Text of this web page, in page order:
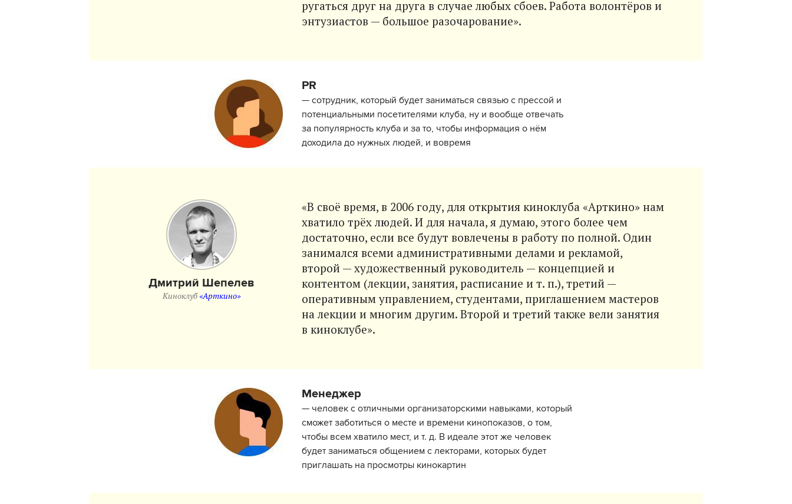
ругаться друг на друга в случае любых сбоев. Работа волонтёров и
энтузиастов — большое разочарование».
PR
— сотрудник, который будет заниматься связью с прессой и
потенциальными посетителями клуба, ну и вообще отвечать
за популярность клуба и за то, чтобы информация о нём
доходила до нужных людей, и вовремя
Дмитрий Шепелев
Киноклуб«Арткино»
«В своё время, в 2006 году, для открытия киноклуба «Арткино» нам
хватило трёх людей. И для начала, я думаю, этого более чем
достаточно, если все будут вовлечены в работу по полной. Один
занимался всеми административными делами и рекламой,
второй — художественный руководитель — концепцией и
контентом (лекции, занятия, расписание и т. п.), третий —
оперативным управлением, студентами, приглашением мастеров
на лекции и многим другим. Второй и третий также вели занятия
в киноклубе».
Менеджер
— человек с отличными организаторскими навыками, который
сможет заботиться о месте и времени кинопоказов, о том,
чтобы всем хватило мест, и т. д. В идеале этот же человек
будет заниматься общением с лекторами, которых будет
приглашать на просмотры кинокартин